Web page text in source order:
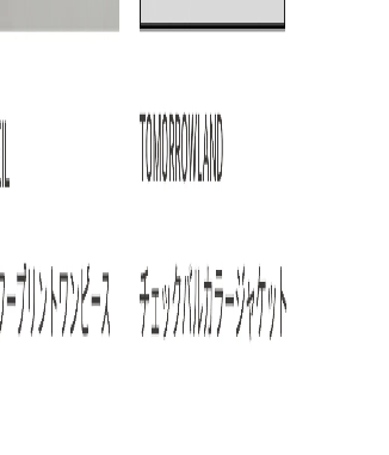
ARTICLE RANKING